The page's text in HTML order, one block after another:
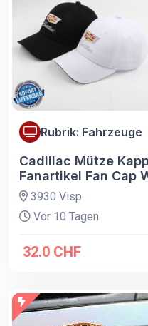
Rubrik: Fahrzeuge
Cadillac Mütze
Fanartikel Fan Cap
3930 Visp
Vor 10 Tagen
32.0 CHF